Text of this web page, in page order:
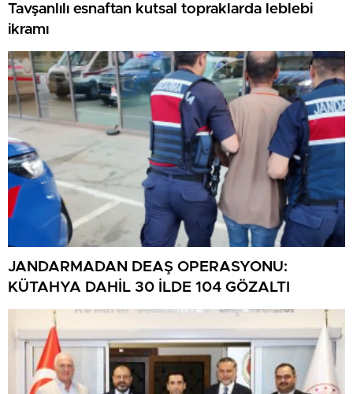
Tavşanlılı esnaftan kutsal topraklarda leblebi
ikramı
JANDARMADAN DEAŞ OPERASYONU:
KÜTAHYA DAHİL 30 İLDE 104 GÖZALTI